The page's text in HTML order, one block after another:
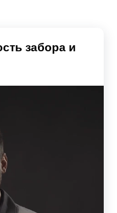
забора и